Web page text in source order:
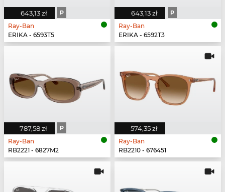
643,13 zł P
Ray-Ban
ERIKA - 6593T5
643,13 zł P
Ray-Ban
ERIKA - 6592T3
787,58 zł P
Ray-Ban
RB2221 - 6827M2
574,35 zł
Ray-Ban
RB2210 - 676451